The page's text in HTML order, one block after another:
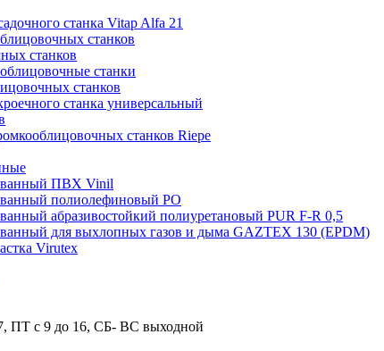
станка Vitap Alfa 21
станков
станков
станки
станков
станка универсальный
станков Riepe
ПВХ Vinil
полиолефиновый PO
абразивостойкий полиуретановый PUR F-R 0,5
для выхлопных газов и дыма GAZTEX 130 (EPDM)
Virutex
ПТ с 9 до 16, СБ- ВС выходной